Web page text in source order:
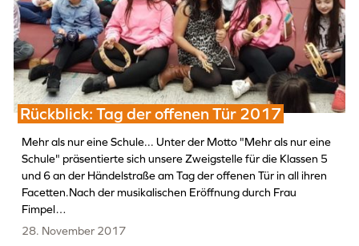
Rückblick: Tag der offenen Tür 2017
Mehr als nur eine Schule... Unter der Motto "Mehr als nur eine
Schule" präsentierte sich unsere Zweigstelle für die Klassen 5
und 6 an der Händelstraße am Tag der offenen Tür in all ihren
Facetten.Nach der musikalischen Eröffnung durch Frau
Fimpel…
28. November 2017